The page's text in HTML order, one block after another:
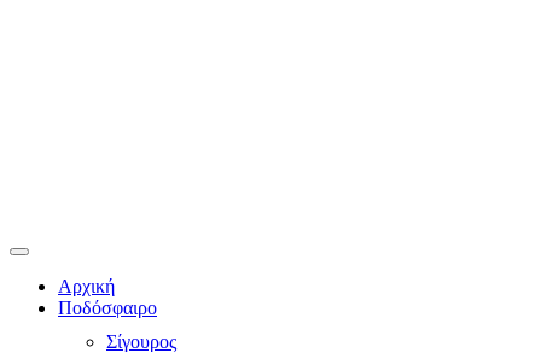
Αρχική
Ποδόσφαιρο
Σίγουρος